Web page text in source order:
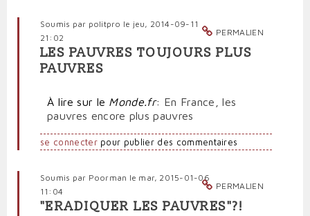
PERMALIEN
Soumis par politpro le jeu, 2014-09-11
21:02
LES PAUVRES TOUJOURS PLUS
PAUVRES
À lire sur le Monde.fr: En France, les
pauvres encore plus pauvres
se connecterpour publier des commentaires
PERMALIEN
Soumis par Poorman le mar, 2015-01-06
11:04
"ERADIQUER LES PAUVRES"?!